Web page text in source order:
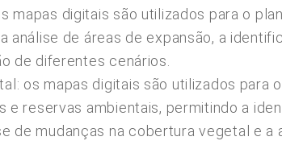
mapas digitais são utilizados para o
análise de áreas de expansão, a
de diferentes cenários.
os mapas digitais são utilizados para
e reservas ambientais, permitindo a
de mudanças na cobertura vegetal e a